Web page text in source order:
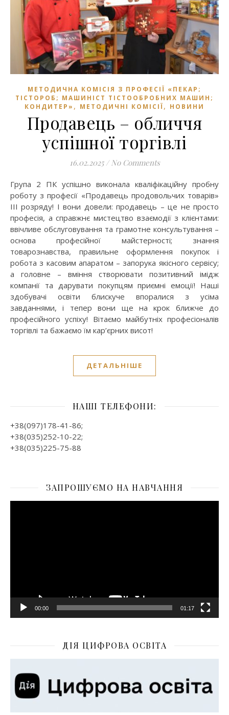
МЕТОДИЧНА КОМІСІЯ З ПРОФЕСІЇ «ПЕКАР;
ТІСТОРОБ; МАШИНІСТ ТІСТООБРОБНИХ МАШИН;
КОНДИТЕР» , МЕТОДИЧНІ КОМІСІЇ, НОВИНИ
Продавець – обличчя
успішної торгівлі
16.02.2025 / No Comments
Група 2 ПК успішно виконала кваліфікаційну пробну
роботу з професії «Продавець продовольчих товарів»
III розряду! І вони довели: продавець – це не просто
професія, а справжнє мистецтво взаємодії з клієнтами:
ввічливе обслуговування та грамотне консультування –
основа професійної майстерності; знання
товарознавства, правильне оформлення покупок і
робота з касовим апаратом – запорука якісного сервісу;
а головне – вміння створювати позитивний імідж
компанії та дарувати покупцям приємні емоції! Наші
здобувачі освіти блискуче впоралися з усіма
завданнями, і тепер вони ще на крок ближче до
професійного успіху! Вітаємо майбутніх професіоналів
торгівлі та бажаємо їм кар’єрних висот!
ДЕТАЛЬНІШЕ
НАШІ ТЕЛЕФОНИ:
+38(097)178-41-86;
+38(035)252-10-22;
+38(035)225-75-88
ЗАПРОШУЄМО НА НАВЧАННЯ
Відеопрогравач
00:00 01:17
ДІЯ ЦИФРОВА ОСВІТА